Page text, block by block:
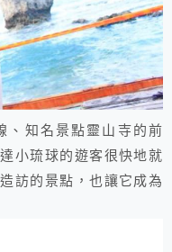
、知名景點靈山寺的前
小琉球的遊客很快地就
訪的景點，也讓它成為